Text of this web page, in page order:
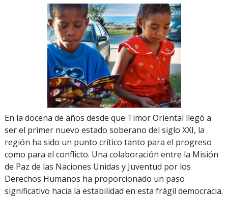
En la docena de años desde que Timor Oriental llegó a
ser el primer nuevo estado soberano del siglo XXI, la
región ha sido un punto crítico tanto para el progreso
como para el conflicto. Una colaboración entre la Misión
de Paz de las Naciones Unidas y Juventud por los
Derechos Humanos ha proporcionado un paso
significativo hacia la estabilidad en esta frágil democracia.